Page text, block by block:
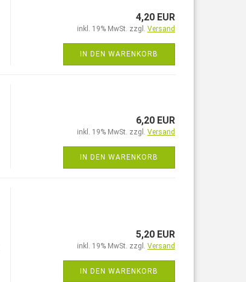
4,20 EUR
inkl. 19% MwSt. zzgl. Versand
IN DEN WARENKORB
6,20 EUR
inkl. 19% MwSt. zzgl. Versand
IN DEN WARENKORB
5,20 EUR
inkl. 19% MwSt. zzgl. Versand
IN DEN WARENKORB